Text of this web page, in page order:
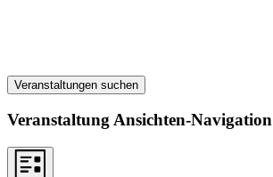
Veranstaltungen suchen
Veranstaltung Ansichten-Navigation